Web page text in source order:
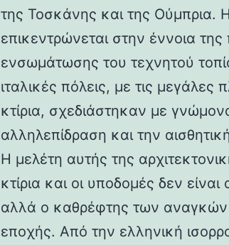
της Τοσκάνης και της Ούμπρια.
επικεντρώνεται στην έννοια της
ενσωμάτωσης του τεχνητού
ιταλικές πόλεις, με τις μεγάλες
κτίρια, σχεδιάστηκαν με
αλληλεπίδραση και την
Η μελέτη αυτής της
κτίρια και οι υποδομές δεν
αλλά ο καθρέφτης των αναγκών
εποχής. Από την ελληνική